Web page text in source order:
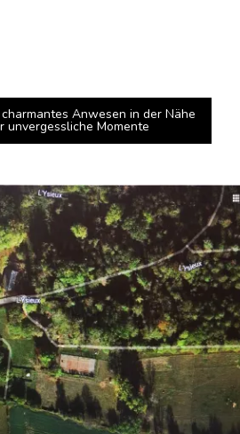
Anwesen in der Nähe
unvergessliche Momente